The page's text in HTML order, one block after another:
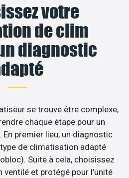
votre
de clim
diagnostic
se trouve être complexe,
chaque étape pour un
premier lieu, un diagnostic
de climatisation adapté
Suite à cela, choisissez
ventilé et protégé pour l’unité